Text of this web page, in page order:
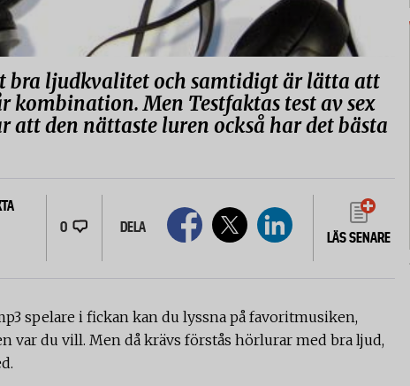
bra ljudkvalitet och samtidigt är lätta att
kombination. Men Testfaktas test av sex
den nättaste luren också har det bästa
0 DELA
LÄS SENARE
spelare i fickan kan du lyssna på favoritmusiken,
var du vill. Men då krävs förstås hörlurar med bra ljud,